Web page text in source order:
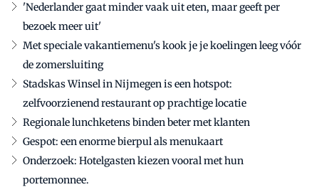
'Nederlander gaat minder vaak uit eten, maar geeft per
bezoek meer uit'
Met speciale vakantiemenu's kook je je koelingen leeg vóór
de zomersluiting
Stadskas Winsel in Nijmegen is een hotspot:
zelfvoorzienend restaurant op prachtige locatie
Regionale lunchketens binden beter met klanten
Gespot: een enorme bierpul als menukaart
Onderzoek: Hotelgasten kiezen vooral met hun
portemonnee.